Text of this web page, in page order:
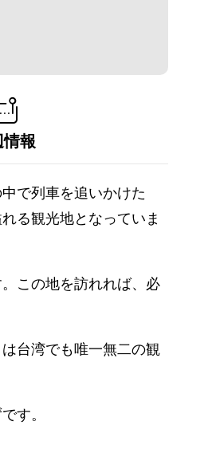
情報
で列車を追いかけた
る観光地となっていま
この地を訪れれば、必
台湾でも唯一無二の観
す。